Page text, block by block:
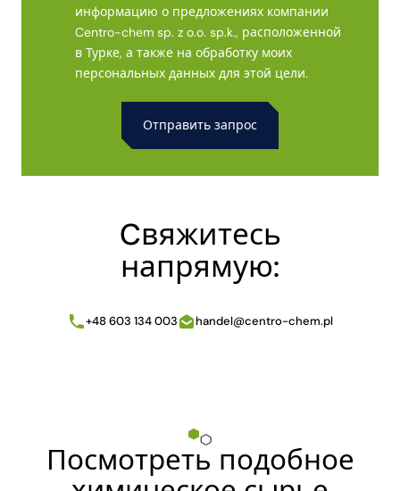
информацию о предложениях компании
Centro-chem sp. z o.o. sp.k., расположенной
в Турке, а также на обработку моих
персональных данных для этой цели.
Cвяжитесь
напрямую:
+48 603 134 003 handel@centro-chem.pl
Посмотреть подобное